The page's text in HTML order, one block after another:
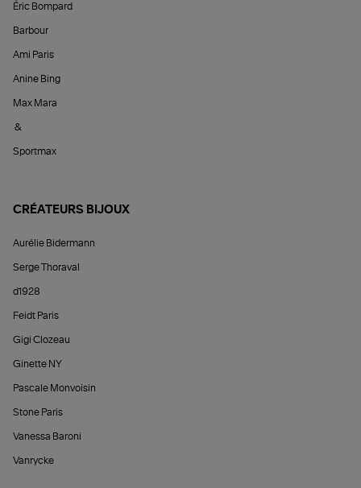
Éric Bompard
Barbour
Ami Paris
Anine Bing
Max Mara
&
Sportmax
CRÉATEURS BIJOUX
Aurélie Bidermann
Serge Thoraval
d1928
Feidt Paris
Gigi Clozeau
Ginette NY
Pascale Monvoisin
Stone Paris
Vanessa Baroni
Vanrycke